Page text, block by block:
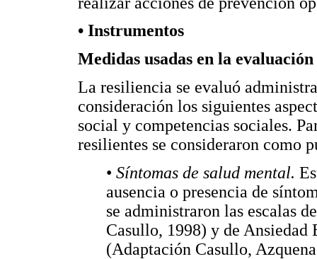
• Instrumentos
Medidas usadas en la
La resiliencia se evaluó
consideración los siguientes
social y competencias sociales.
resilientes se consideraron como
• Síntomas de salud mental.
ausencia o presencia de
se administraron las escalas
Casullo, 1998) y de Ansiedad
(Adaptación Casullo,